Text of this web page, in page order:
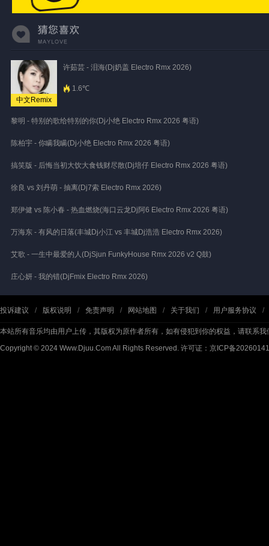
中文Remix
许茹芸 - 泪海(Dj奶盖 Electro Rmx 2026)
1.6℃
黎明 - 特别的歌给特别的你(Dj小绝 Electro Rmx 2026 粤语)
陈柏宇 - 你瞒我瞒(Dj小绝 Electro Rmx 2026 粤语)
搞笑版 - 后悔当初大饮大食钱财尽散(Dj培仔 Electro Rmx 2026 粤语)
徐良 vs 刘丹萌 - 抽离(Dj7索 Electro Rmx 2026)
郑伊健 vs 陈小春 - 热血燃烧(海口云龙Dj阿6 Electro Rmx 2026 粤语)
万海东 - 有风的日落(丰城Dj小江 vs 丰城Dj浩浩 Electro Rmx 2026)
艾歌 - 一生中最爱的人(DjSjun FunkyHouse Rmx 2026 v2 Q鼓)
庄心妍 - 我的错(DjFmix Electro Rmx 2026)
投诉建议 / 版权说明 / 免责声明 / 网站地图 / 关于我们 / 用户服务协议 /
本站所有音乐均由用户上传，其版权为原作者所有，如有侵犯到你的权益，请联系我
Copyright © 2024 Www.Djuu.Com All Rights Reserved. 许可证：京ICP备